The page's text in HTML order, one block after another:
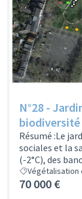
N°28 -
biodiversité
Résumé :Le
sociales et la
(-2°C), des
70 000 €